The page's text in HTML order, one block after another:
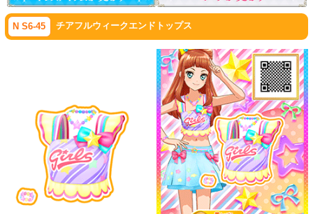
N S6-45 チアフルウィークエンドトップス